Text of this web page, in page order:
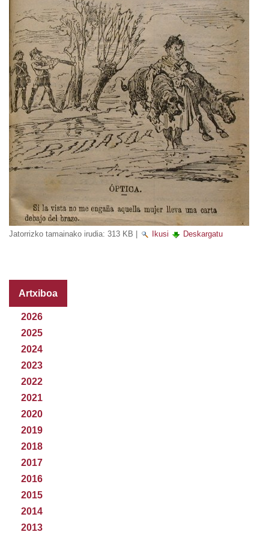
Jatorrizko tamainako irudia: 313 KB Ikusi Deskargatu
Artxiboa
2026
2025
2024
2023
2022
2021
2020
2019
2018
2017
2016
2015
2014
2013